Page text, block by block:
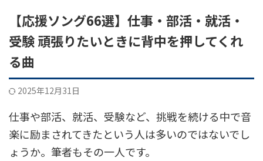
【応援ソング66選】仕事・部活・就活・
受験 頑張りたいときに背中を押してくれ
る曲
2025年12月31日
仕事や部活、就活、受験など、挑戦を続ける中で音
楽に励まされてきたという人は多いのではないでし
ょうか。筆者もその一人です。